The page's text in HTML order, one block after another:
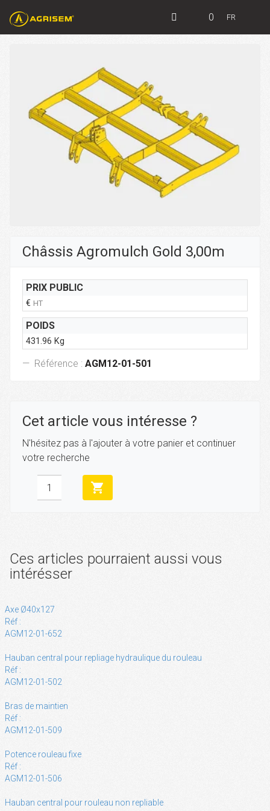
0 FR
Châssis Agromulch Gold 3,00m
PRIX PUBLIC
€ HT
POIDS
431.96 Kg
Référence : AGM12-01-501
Cet article vous intéresse ?
N'hésitez pas à l'ajouter à votre panier et continuer
votre recherche
shopping_cart
Ces articles pourraient aussi vous
intérésser
Axe Ø40x127
Réf :
AGM12-01-652
Hauban central pour repliage hydraulique du rouleau
Réf :
AGM12-01-502
Bras de maintien
Réf :
AGM12-01-509
Potence rouleau fixe
Réf :
AGM12-01-506
Hauban central pour rouleau non repliable